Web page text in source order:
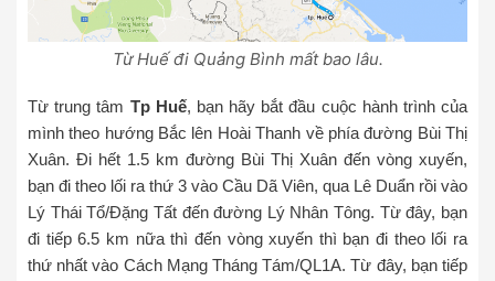
Từ Huế đi Quảng Bình mất bao lâu.
Từ trung tâm Tp Huế, bạn hãy bắt đầu cuộc hành trình của
mình theo hướng Bắc lên Hoài Thanh về phía đường Bùi Thị
Xuân. Đi hết 1.5 km đường Bùi Thị Xuân đến vòng xuyến,
bạn đi theo lối ra thứ 3 vào Cầu Dã Viên, qua Lê Duẩn rồi vào
Lý Thái Tổ/Đặng Tất đến đường Lý Nhân Tông. Từ đây, bạn
đi tiếp 6.5 km nữa thì đến vòng xuyến thì bạn đi theo lối ra
thứ nhất vào Cách Mạng Tháng Tám/QL1A. Từ đây, bạn tiếp